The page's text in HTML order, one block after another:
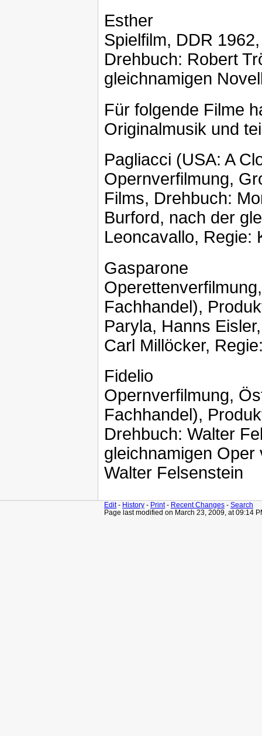
Esther
Spielfilm, DDR
Drehbuch: Robert
gleichnamigen
Für folgende Filme
Originalmusik und
Pagliacci (USA: A
Opernverfilmung,
Films, Drehbuch:
Burford, nach der
Leoncavallo, Regie:
Gasparone
Fachhandel),
Paryla, Hanns
Carl Millöcker,
Fidelio
Opernverfilmung,
Fachhandel),
Drehbuch: Walter
gleichnamigen
Walter Felsenstein
Edit- History - Print- Recent Changes - Search
Page last modified on March 23, 2009, at 09:14